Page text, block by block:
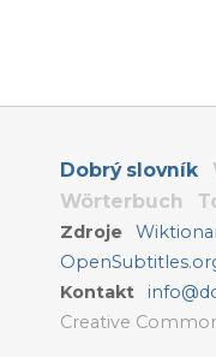
Dobrý slovník
Wörterbuch
Zdroje
Kontakt
Creative